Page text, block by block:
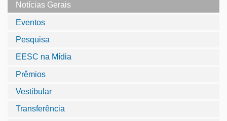
Notícias Gerais
Eventos
Pesquisa
EESC na Mídia
Prêmios
Vestibular
Transferência